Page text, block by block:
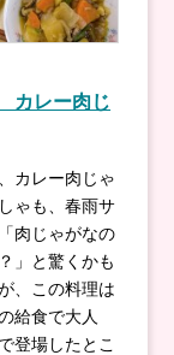
カレー肉じ
カレー肉じゃ
ゃも、春雨サ
肉じゃがなの
」と驚くかも
、この料理は
給食で大人
登場したとこ